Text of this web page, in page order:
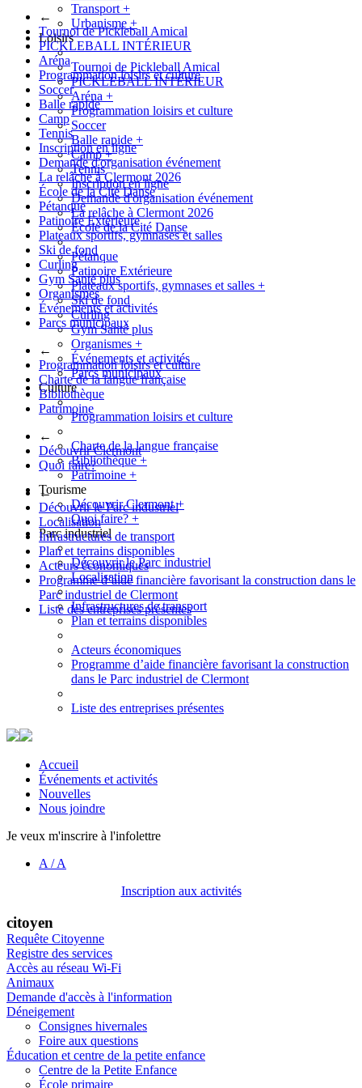
←
Tournoi de Pickleball Amical
PICKLEBALL INTÉRIEUR
Aréna
Programmation loisirs et culture
Soccer
Balle rapide
Camp
Tennis
Inscription en ligne
Demande d'organisation événement
La relâche à Clermont 2026
École de la Cité Danse
Pétanque
Patinoire Extérieure
Plateaux sportifs, gymnases et salles
Ski de fond
Curling
Gym Santé plus
Organismes
Événements et activités
Parcs municipaux
←
Programmation loisirs et culture
Charte de la langue française
Bibliothèque
Patrimoine
←
Découvrir Clermont
Quoi faire?
←
Découvrir le Parc industriel
Localisation
Infrastructures de transport
Plan et terrains disponibles
Acteurs économiques
Programme d’aide financière favorisant la construction dans le
Parc industriel de Clermont
Liste des entreprises présentes
Transport +
Urbanisme +
Loisirs
Tournoi de Pickleball Amical
PICKLEBALL INTÉRIEUR
Aréna +
Programmation loisirs et culture
Soccer
Balle rapide +
Camp+
Tennis
Inscription en ligne
Demande d'organisation événement
La relâche à Clermont 2026
École de la Cité Danse
Pétanque
Patinoire Extérieure
Plateaux sportifs, gymnases et salles +
Ski de fond
Curling
Gym Santé plus
Organismes +
Événements et activités
Parcs municipaux
Culture
Programmation loisirs et culture
Charte de la langue française
Bibliothèque+
Patrimoine +
Tourisme
Découvrir Clermont+
Quoi faire? +
Parc industriel
Découvrir le Parc industriel
Localisation
Infrastructures de transport
Plan et terrains disponibles
Acteurs économiques
Programme d’aide financière favorisant la construction
dans le Parc industriel de Clermont
Liste des entreprises présentes
Accueil
Événements et activités
Nouvelles
Nous joindre
Je veux m'inscrire à l'infolettre
A /A
Inscription aux activités
citoyen
Requête Citoyenne
Registre des services
Accès au réseau Wi-Fi
Animaux
Demande d'accès à l'information
Déneigement
Consignes hivernales
Foire aux questions
Éducation et centre de la petite enfance
Centre de la Petite Enfance
École primaire